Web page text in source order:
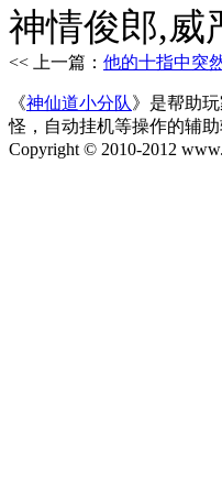
神情俊郎,威
<< 上一篇： 他的十指中突
《神仙道小分队》是帮助
怪，自动挂机等操作的辅
Copyright © 2010-2012